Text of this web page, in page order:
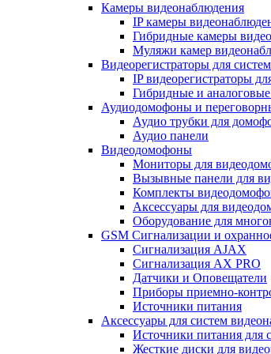
Камеры видеонаблюдения
IP камеры
Гибридные камеры
Муляжи камер
Видеорегистраторы для
IP видеорегистраторы
Гибридные и
Аудиодомофоны и
Аудио трубки для
Аудио панели
Видеодомофоны
Мониторы для
Вызывные панели для
Комплекты
Аксессуары для
Оборудование для
GSM Сигнализации и
Сигнализация AJAX
Сигнализация AX PRO
Датчики и Оповещатели
Приборы приемно-
Источники питания
Аксессуары для систем
Источники питания для
Жесткие диски для